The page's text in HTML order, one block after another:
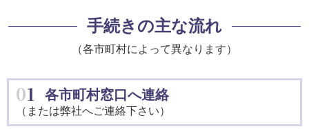
手続きの主な流れ
（各市町村によって異なります）
01 各市町村窓口へ連絡
（または弊社へご連絡下さい）